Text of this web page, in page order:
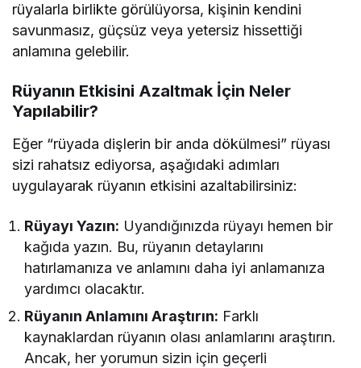
rüyalarla birlikte görülüyorsa, kişinin kendini
savunmasız, güçsüz veya yetersiz hissettiği
anlamına gelebilir.
Rüyanın Etkisini Azaltmak İçin Neler
Yapılabilir?
Eğer “rüyada dişlerin bir anda dökülmesi” rüyası
sizi rahatsız ediyorsa, aşağıdaki adımları
uygulayarak rüyanın etkisini azaltabilirsiniz:
Rüyayı Yazın: Uyandığınızda rüyayı hemen bir
kağıda yazın. Bu, rüyanın detaylarını
hatırlamanıza ve anlamını daha iyi anlamanıza
yardımcı olacaktır.
Rüyanın Anlamını Araştırın: Farklı
kaynaklardan rüyanın olası anlamlarını araştırın.
Ancak, her yorumun sizin için geçerli